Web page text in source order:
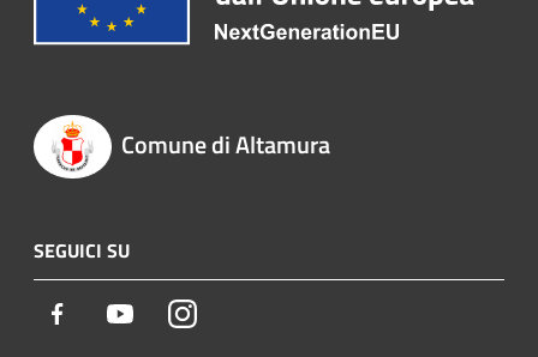
Comune di Altamura
SEGUICI SU
Facebook YoutubeInstagram